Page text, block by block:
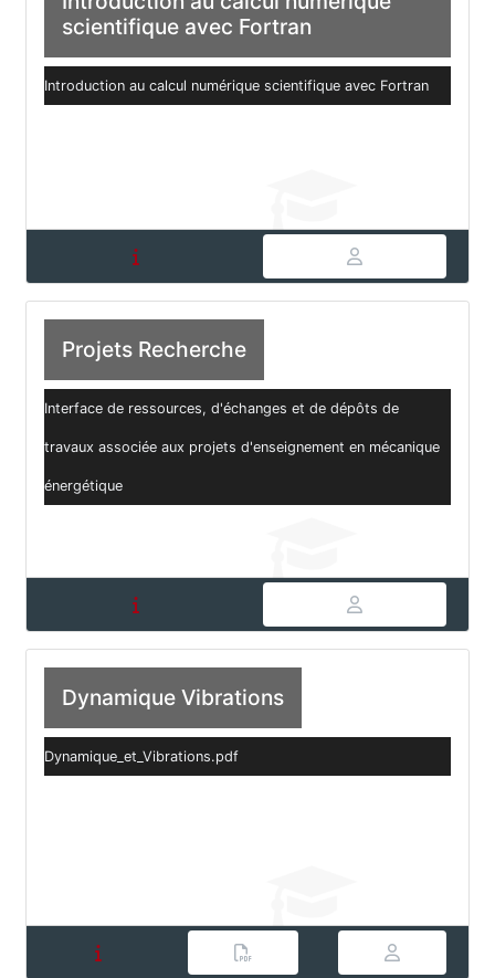
scientifique avec Fortran
Introduction au calcul numérique scientifique avec Fortran
Projets Recherche
Interface de ressources, d'échanges et de dépôts de
travaux associée aux projets d'enseignement en mécanique
énergétique
Dynamique Vibrations
Dynamique_et_Vibrations.pdf